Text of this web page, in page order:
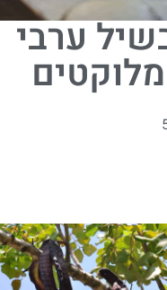
ערבי